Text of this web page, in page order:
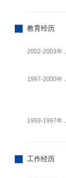
教育经历
2002-2003年
1997-2000年
1993-1997年
工作经历